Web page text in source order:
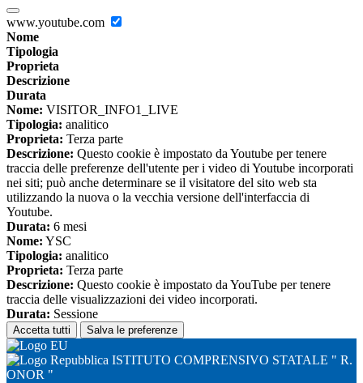
www.youtube.com
Nome
Tipologia
Proprieta
Descrizione
Durata
Nome: VISITOR_INFO1_LIVE
Tipologia: analitico
Proprieta: Terza parte
Descrizione: Questo cookie è impostato da Youtube per tenere
traccia delle preferenze dell'utente per i video di Youtube incorporati
nei siti; può anche determinare se il visitatore del sito web sta
utilizzando la nuova o la vecchia versione dell'interfaccia di
Youtube.
Durata: 6 mesi
Nome: YSC
Tipologia: analitico
Proprieta: Terza parte
Descrizione: Questo cookie è impostato da YouTube per tenere
traccia delle visualizzazioni dei video incorporati.
Durata: Sessione
Accetta tutti Salva le preferenze
ISTITUTO COMPRENSIVO STATALE " R.
ONOR "